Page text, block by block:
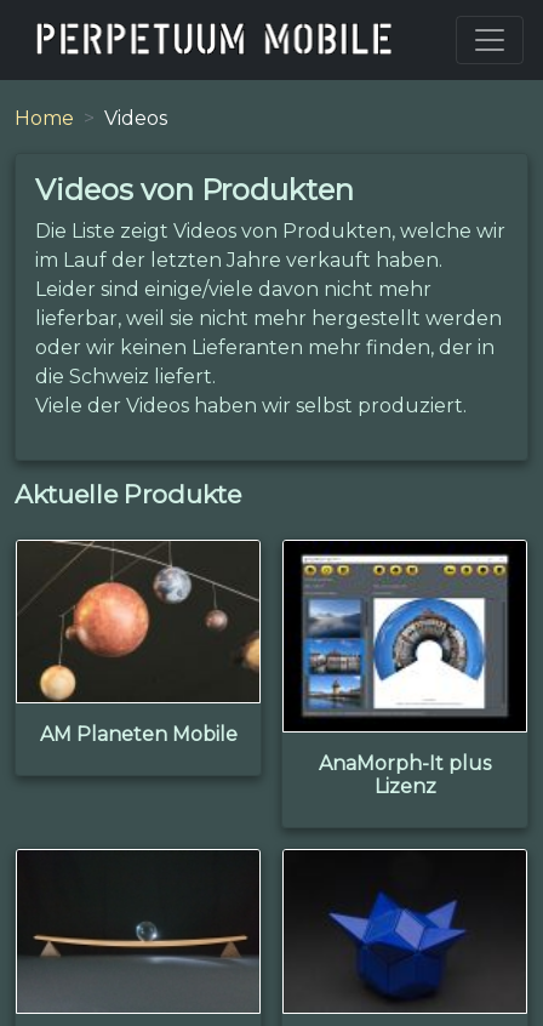
Home Videos
Videos von Produkten
Die Liste zeigt Videos von Produkten, welche wir
im Lauf der letzten Jahre verkauft haben.
Leider sind einige/viele davon nicht mehr
lieferbar, weil sie nicht mehr hergestellt werden
oder wir keinen Lieferanten mehr finden, der in
die Schweiz liefert.
Viele der Videos haben wir selbst produziert.
Aktuelle Produkte
AM Planeten Mobile
AnaMorph-It plus
Lizenz